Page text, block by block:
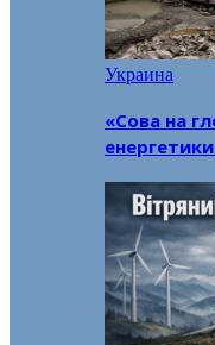
Украина
«Сова на